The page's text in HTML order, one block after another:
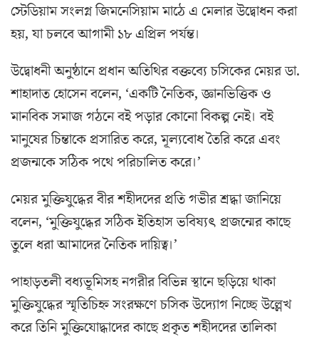
স্টেডিয়াম সংলগ্ন জিমনেসিয়াম মাঠে এ মেলার উদ্বোধন করা
হয়, যা চলবে আগামী ১৮ এপ্রিল পর্যন্ত।
উদ্বোধনী অনুষ্ঠানে প্রধান অতিথির বক্তব্যে চসিকের মেয়র ডা.
শাহাদাত হোসেন বলেন, ‘একটি নৈতিক, জ্ঞানভিত্তিক ও
মানবিক সমাজ গঠনে বই পড়ার কোনো বিকল্প নেই। বই
মানুষের চিন্তাকে প্রসারিত করে, মূল্যবোধ তৈরি করে এবং
প্রজন্মকে সঠিক পথে পরিচালিত করে।’
মেয়র মুক্তিযুদ্ধের বীর শহীদদের প্রতি গভীর শ্রদ্ধা জানিয়ে
বলেন, ‘মুক্তিযুদ্ধের সঠিক ইতিহাস ভবিষ্যৎ প্রজন্মের কাছে
তুলে ধরা আমাদের নৈতিক দায়িত্ব।’
পাহাড়তলী বধ্যভূমিসহ নগরীর বিভিন্ন স্থানে ছড়িয়ে থাকা
মুক্তিযুদ্ধের স্মৃতিচিহ্ন সংরক্ষণে চসিক উদ্যোগ নিচ্ছে উল্লেখ
করে তিনি মুক্তিযোদ্ধাদের কাছে প্রকৃত শহীদদের তালিকা